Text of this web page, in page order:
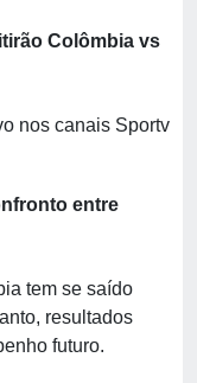
Colômbia vs
nos canais Sportv
entre
tem se saído
resultados
futuro.